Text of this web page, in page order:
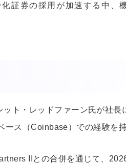
証券の採用が加速する中、
ト・レッドファーン氏が社長
ース（Coinbase）での経験を
IIとの合併を通じて、